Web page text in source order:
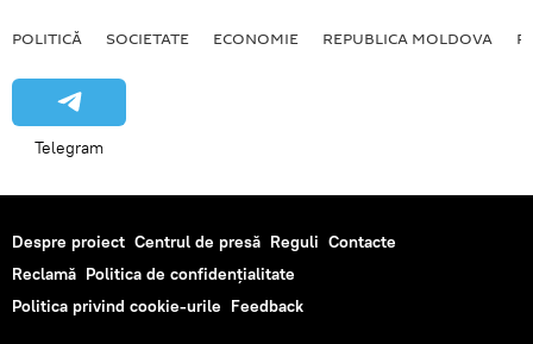
POLITICĂ SOCIETATE ECONOMIE REPUBLICA MOLDOVA
Telegram
Despre proiect Centrul de presă Reguli Contacte
Reclamă Politica de confidențialitate
Politica privind cookie-urile Feedback